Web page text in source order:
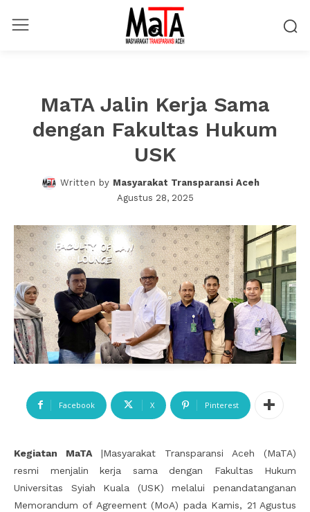
MaTA Jalin Kerja Sama
dengan Fakultas Hukum
USK
Written by Masyarakat Transparansi Aceh
Agustus 28, 2025
Facebook X Pinterest
Kegiatan MaTA |Masyarakat Transparansi Aceh (MaTA)
resmi menjalin kerja sama dengan Fakultas Hukum
Universitas Syiah Kuala (USK) melalui penandatanganan
Memorandum of Agreement (MoA) pada Kamis, 21 Agustus